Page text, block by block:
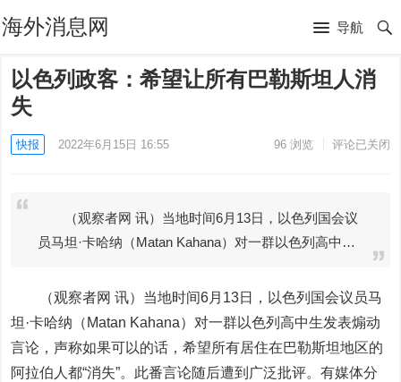
海外消息网 导航
以色列政客：希望让所有巴勒斯坦人消
失
快报 2022年6月15日 16:55 96浏览 评论已关闭
（观察者网 讯）当地时间6月13日，以色列国会议
员马坦·卡哈纳（Matan Kahana）对一群以色列高中…
（观察者网 讯）当地时间6月13日，以色列国会议员马
坦·卡哈纳（Matan Kahana）对一群以色列高中生发表煽动
言论，声称如果可以的话，希望所有居住在巴勒斯坦地区的
阿拉伯人都“消失”。此番言论随后遭到广泛批评。有媒体分